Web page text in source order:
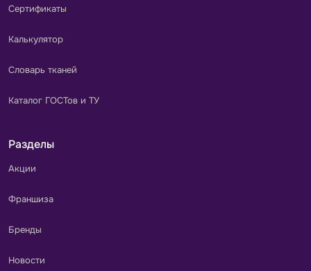
Сертификаты
Калькулятор
Словарь тканей
Каталог ГОСТов и ТУ
Разделы
Акции
Франшиза
Бренды
Новости